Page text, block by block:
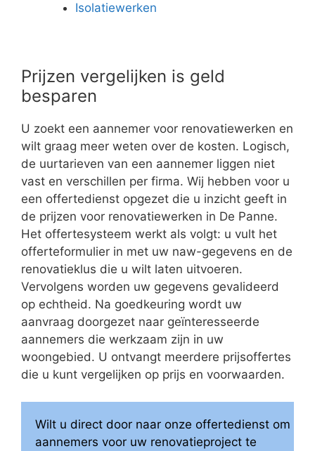
Isolatiewerken
Prijzen vergelijken is geld
besparen
U zoekt een aannemer voor renovatiewerken en
wilt graag meer weten over de kosten. Logisch,
de uurtarieven van een aannemer liggen niet
vast en verschillen per firma. Wij hebben voor u
een offertedienst opgezet die u inzicht geeft in
de prijzen voor renovatiewerken in De Panne.
Het offertesysteem werkt als volgt: u vult het
offerteformulier in met uw naw-gegevens en de
renovatieklus die u wilt laten uitvoeren.
Vervolgens worden uw gegevens gevalideerd
op echtheid. Na goedkeuring wordt uw
aanvraag doorgezet naar geïnteresseerde
aannemers die werkzaam zijn in uw
woongebied. U ontvangt meerdere prijsoffertes
die u kunt vergelijken op prijs en voorwaarden.
Wilt u direct door naar onze offertedienst om
aannemers voor uw renovatieproject te